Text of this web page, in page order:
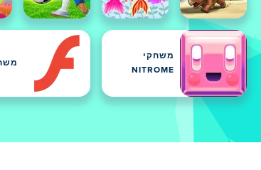
משחקי
NITROME